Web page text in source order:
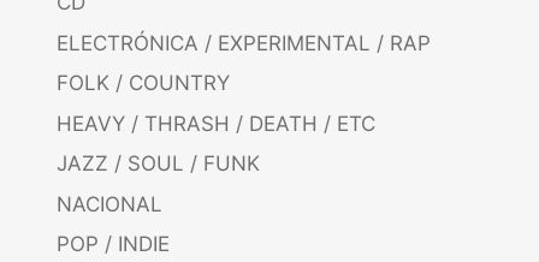
ELECTRÓNICA / EXPERIMENTAL / RAP
FOLK / COUNTRY
HEAVY / THRASH / DEATH / ETC
JAZZ / SOUL / FUNK
NACIONAL
POP / INDIE